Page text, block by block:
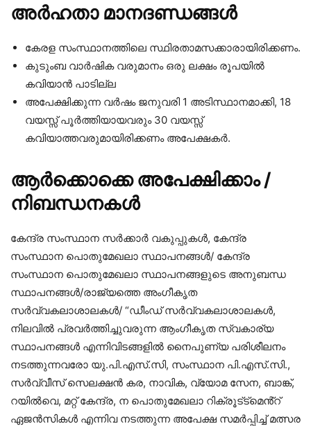
അർഹതാ മാനദണ്ഡങ്ങൾ
കേരള സംസ്ഥാനത്തിലെ സ്ഥിരതാമസക്കാരായിരിക്കണം.
കുടുംബ വാർഷിക വരുമാനം ഒരു ലക്ഷം രൂപയിൽ
കവിയാൻ പാടില്ല
അപേക്ഷിക്കുന്ന വർഷം ജനുവരി 1 അടിസ്ഥാനമാക്കി, 18
വയസ്സ് പൂർത്തിയായവരും 30 വയസ്സ്
കവിയാത്തവരുമായിരിക്കണം അപേക്ഷകർ.
ആർക്കൊക്കെ അപേക്ഷിക്കാം /
നിബന്ധനകൾ
കേന്ദ്ര സംസ്ഥാന സർക്കാർ വകുപ്പുകൾ, കേന്ദ്ര
സംസ്ഥാന പൊതുമേഖലാ സ്ഥാപനങ്ങൾ/ കേന്ദ്ര
സംസ്ഥാന പൊതുമേഖലാ സ്ഥാപനങ്ങളുടെ അനുബന്ധ
സ്ഥാപനങ്ങൾ/രാജ്യത്തെ അംഗീകൃത
സർവ്വകലാശാലകൾ/ “ഡീംഡ് സർവ്വകലാശാലകൾ,
നിലവിൽ പ്രവർത്തിച്ചുവരുന്ന ആംഗീകൃത സ്വകാര്യ
സ്ഥാപനങ്ങൾ എന്നിവിടങ്ങളിൽ നൈപുണ്യ പരിശീലനം
നടത്തുന്നവരോ യു.പി.എസ്.സി, സംസ്ഥാന പി.എസ്.സി.,
സർവ്വീസ് സെലക്ഷൻ കര, നാവിക, വ്യോമ സേന, ബാങ്ക്,
റയിൽവെ, മറ്റ് കേന്ദ്ര, ന പൊതുമേഖലാ റിക്രൂട്‌ട്‌മെൻ്റ്
ഏജൻസികൾ എന്നിവ നടത്തുന്ന അപേക്ഷ സമർപ്പിച്ച് മത്സര